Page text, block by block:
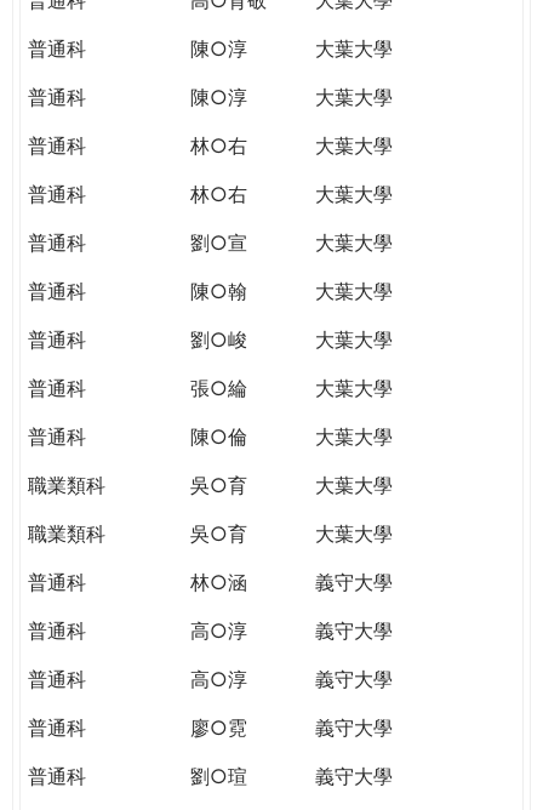
普通科
陳○淳
大葉大學
普通科
陳○淳
大葉大學
普通科
林○右
大葉大學
普通科
林○右
大葉大學
普通科
劉○宣
大葉大學
普通科
陳○翰
大葉大學
普通科
劉○峻
大葉大學
普通科
張○綸
大葉大學
普通科
陳○倫
大葉大學
職業類科
吳○育
大葉大學
職業類科
吳○育
大葉大學
普通科
林○涵
義守大學
普通科
高○淳
義守大學
普通科
高○淳
義守大學
普通科
廖○霓
義守大學
普通科
劉○瑄
義守大學